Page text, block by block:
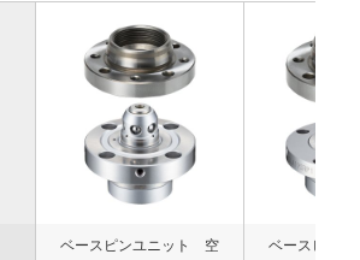
ベースピンユニット 空
ベースピン